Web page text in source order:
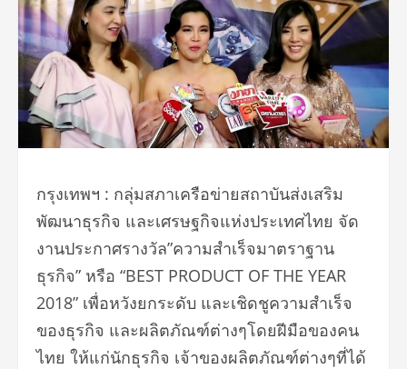
กรุงเทพฯ : กลุ่มสภาเครือข่ายสถาบันส่งเสริม
พัฒนาธุรกิจ และเศรษฐกิจแห่งประเทศไทย จัด
งานประกาศรางวัล”ความสำเร็จมาตราฐาน
ธุรกิจ” หรือ “BEST PRODUCT OF THE YEAR
2018” เพื่อหวังยกระดับ และเชิดชูความสำเร็จ
ของธุรกิจ และผลิตภัณฑ์ต่างๆโดยฝีมือของคน
ไทย ให้แก่นักธุรกิจ เจ้าของผลิตภัณฑ์ต่างๆที่ได้